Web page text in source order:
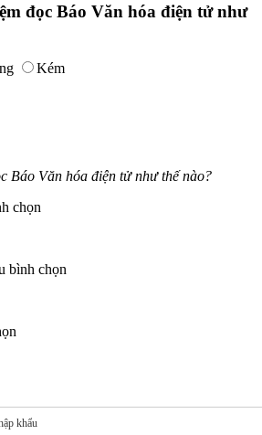
đọc Báo Văn hóa điện tử như
Kém
Báo Văn hóa điện tử như thế nào?
chọn
bình chọn
khẩu